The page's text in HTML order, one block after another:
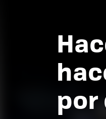
por